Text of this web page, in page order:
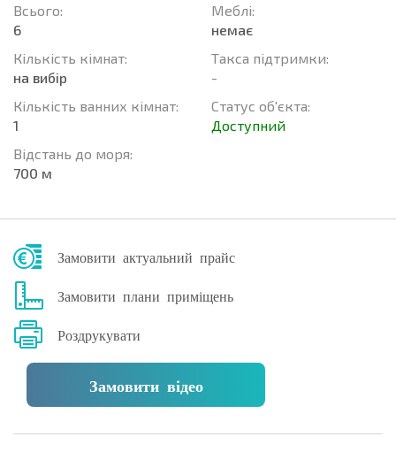
Всього:
6
Кількість кімнат:
на вибір
Кількість ванних кімнат:
1
Відстань до моря:
700 м
Меблі:
немає
Такса підтримки:
-
Статус об'єкта:
Доступний
Замовити актуальний прайс
Замовити плани приміщень
Роздрукувати
Замовити відео